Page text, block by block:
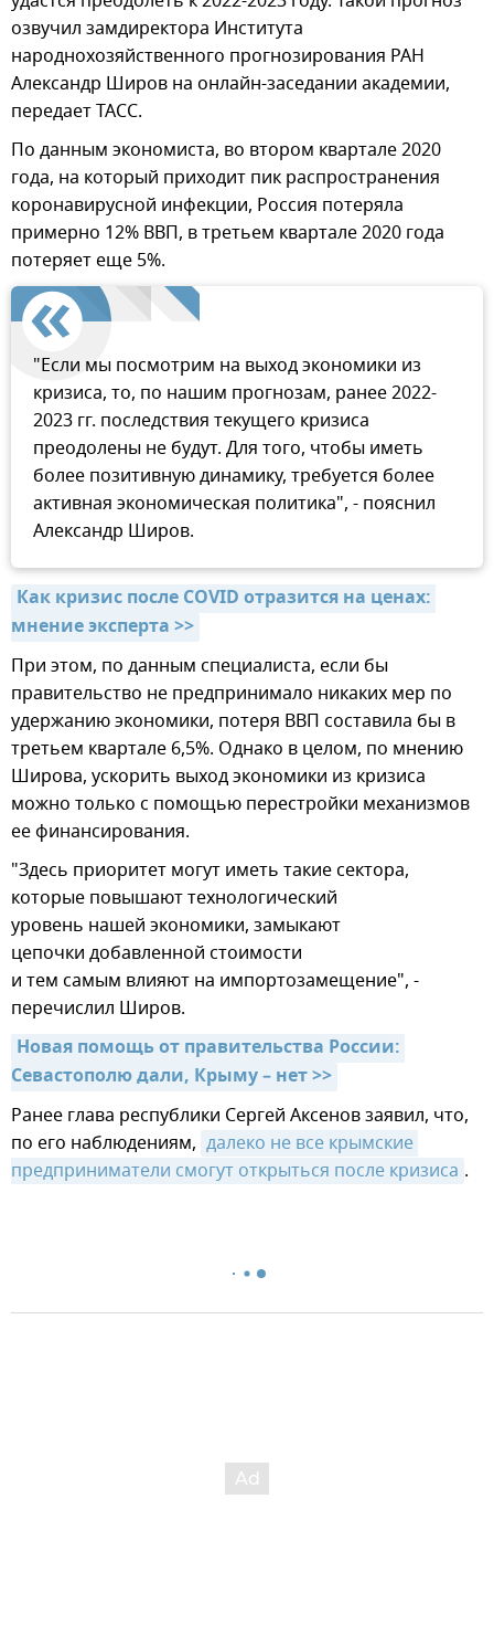
озвучил замдиректора Института
народнохозяйственного прогнозирования РАН
Александр Широв на онлайн-заседании академии,
передает ТАСС.
По данным экономиста, во втором квартале 2020
года, на который приходит пик распространения
коронавирусной инфекции, Россия потеряла
примерно 12% ВВП, в третьем квартале 2020 года
потеряет еще 5%.
"Если мы посмотрим на выход экономики из
кризиса, то, по нашим прогнозам, ранее 2022-
2023 гг. последствия текущего кризиса
преодолены не будут. Для того, чтобы иметь
более позитивную динамику, требуется более
активная экономическая политика", - пояснил
Александр Широв.
Как кризис после COVID отразится на ценах:
мнение эксперта >>
При этом, по данным специалиста, если бы
правительство не предпринимало никаких мер по
удержанию экономики, потеря ВВП составила бы в
третьем квартале 6,5%. Однако в целом, по мнению
Широва, ускорить выход экономики из кризиса
можно только с помощью перестройки механизмов
ее финансирования.
"Здесь приоритет могут иметь такие сектора,
которые повышают технологический
уровень нашей экономики, замыкают
цепочки добавленной стоимости
и тем самым влияют на импортозамещение", -
перечислил Широв.
Новая помощь от правительства России:
Севастополю дали, Крыму – нет >>
Ранее глава республики Сергей Аксенов заявил, что,
по его наблюдениям, далеко не все крымские
предприниматели смогут открыться после кризиса .